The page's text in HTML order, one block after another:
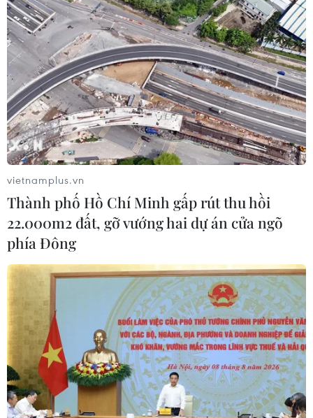
vietnamplus.vn
Thành phố Hồ Chí Minh gấp rút thu hồi
22.000m2 đất, gỡ vướng hai dự án cửa ngõ
phía Đông